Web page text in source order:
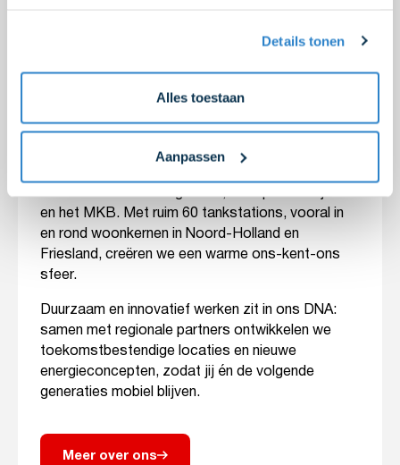
Details tonen
Alles toestaan
Aanpassen
Den-Helder, vind je AVIA Marees aan de
al sinds 1922 en werkt sinds 2004 zelfstandig
onder de internationale AVIA-vlag. In 2022 vierden
we met trots ‘100 jaar brandstofleverancier’.
Dagelijks vertrekken vanuit ons depot in Kolhorn
vrachtwagens vol brandstoffen, smeermiddelen,
oliën en vetten naar agrariërs, transportbedrijven
en het MKB. Met ruim 60 tankstations, vooral in
en rond woonkernen in Noord-Holland en
Friesland, creëren we een warme ons-kent-ons
sfeer.
Duurzaam en innovatief werken zit in ons DNA:
samen met regionale partners ontwikkelen we
toekomstbestendige locaties en nieuwe
energieconcepten, zodat jij én de volgende
generaties mobiel blijven.
Meer over ons